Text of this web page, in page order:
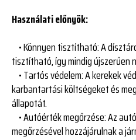
Használati előnyök:
• Könnyen tisztítható: A
tisztítható, így mindig újszerűen
• Tartós védelem: A kerekek
karbantartási költségeket és
állapotát.
• Autóérték megőrzése: Az
megőrzésével hozzájárulnak a